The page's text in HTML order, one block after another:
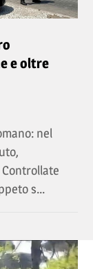
e oltre
nel
s...